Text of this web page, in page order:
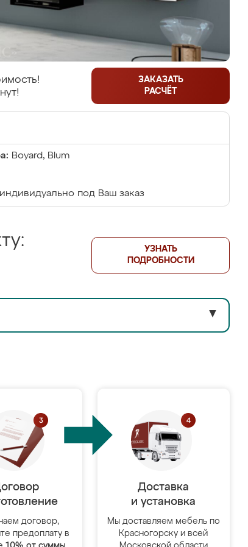
ЗАКАЗАТЬ
РАСЧЁТ
Boyard, Blum
индивидуально под Ваш заказ
УЗНАТЬ
ПОДРОБНОСТИ
▼
договор,
предоплату в
Доставка
и установка
Мы доставляем мебель по
Красногорску и всей